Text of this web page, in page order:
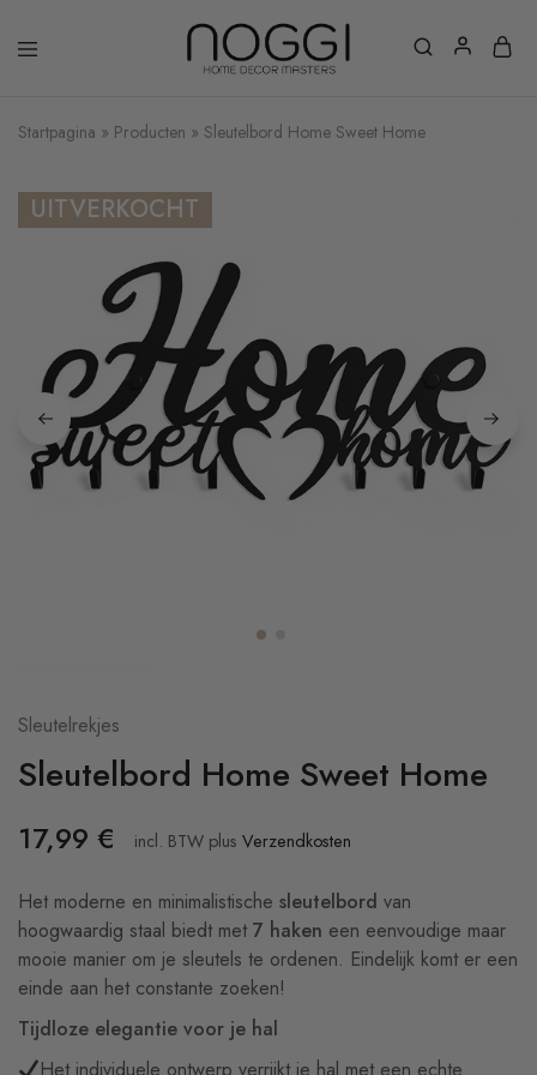
Startpagina » Producten » Sleutelbord Home Sweet Home
UITVERKOCHT
Sleutelrekjes
Sleutelbord Home Sweet Home
17,99 € incl. BTW plus Verzendkosten
Het moderne en minimalistische sleutelbord van
hoogwaardig staal biedt met 7 haken een eenvoudige maar
mooie manier om je sleutels te ordenen. Eindelijk komt er een
einde aan het constante zoeken!
Tijdloze elegantie voor je hal